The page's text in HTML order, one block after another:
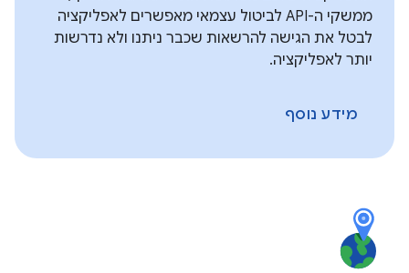
ממשקי ה-API לביטול עצמאי מאפשרים לאפליקציה
לבטל את הגישה להרשאות שכבר ניתנו ולא נדרשות
יותר לאפליקציה.
מידע נוסף